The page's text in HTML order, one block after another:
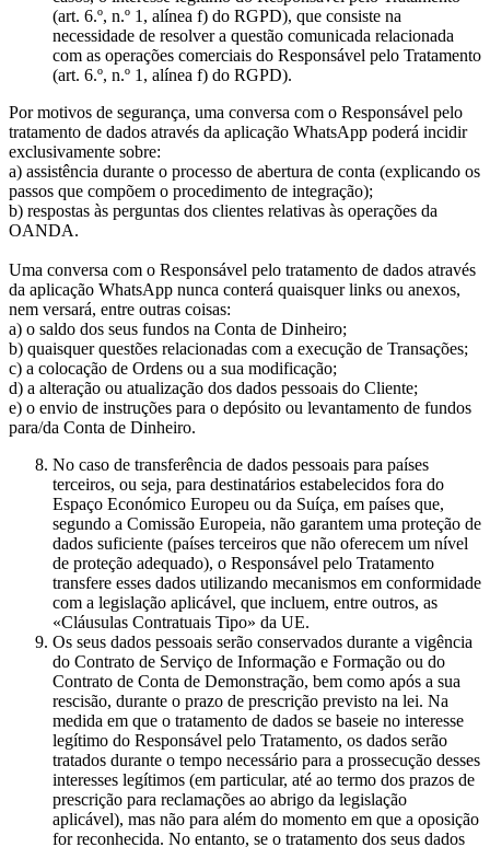
(art. 6.º, n.º 1, alínea f) do RGPD), que consiste na
necessidade de resolver a questão comunicada relacionada
com as operações comerciais do Responsável pelo Tratamento
(art. 6.º, n.º 1, alínea f) do RGPD).
Por motivos de segurança, uma conversa com o Responsável pelo
tratamento de dados através da aplicação WhatsApp poderá incidir
exclusivamente sobre:
a) assistência durante o processo de abertura de conta (explicando os
passos que compõem o procedimento de integração);
b) respostas às perguntas dos clientes relativas às operações da
OANDA.
Uma conversa com o Responsável pelo tratamento de dados através
da aplicação WhatsApp nunca conterá quaisquer links ou anexos,
nem versará, entre outras coisas:
a) o saldo dos seus fundos na Conta de Dinheiro;
b) quaisquer questões relacionadas com a execução de Transações;
c) a colocação de Ordens ou a sua modificação;
d) a alteração ou atualização dos dados pessoais do Cliente;
e) o envio de instruções para o depósito ou levantamento de fundos
para/da Conta de Dinheiro.
No caso de transferência de dados pessoais para países
terceiros, ou seja, para destinatários estabelecidos fora do
Espaço Económico Europeu ou da Suíça, em países que,
segundo a Comissão Europeia, não garantem uma proteção de
dados suficiente (países terceiros que não oferecem um nível
de proteção adequado), o Responsável pelo Tratamento
transfere esses dados utilizando mecanismos em conformidade
com a legislação aplicável, que incluem, entre outros, as
«Cláusulas Contratuais Tipo» da UE.
Os seus dados pessoais serão conservados durante a vigência
do Contrato de Serviço de Informação e Formação ou do
Contrato de Conta de Demonstração, bem como após a sua
rescisão, durante o prazo de prescrição previsto na lei. Na
medida em que o tratamento de dados se baseie no interesse
legítimo do Responsável pelo Tratamento, os dados serão
tratados durante o tempo necessário para a prossecução desses
interesses legítimos (em particular, até ao termo dos prazos de
prescrição para reclamações ao abrigo da legislação
aplicável), mas não para além do momento em que a oposição
for reconhecida. No entanto, se o tratamento dos seus dados